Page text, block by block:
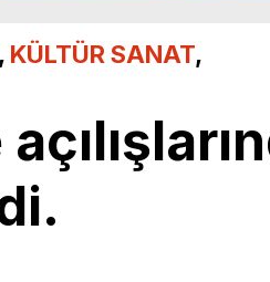
, KÜLTÜR SANAT,